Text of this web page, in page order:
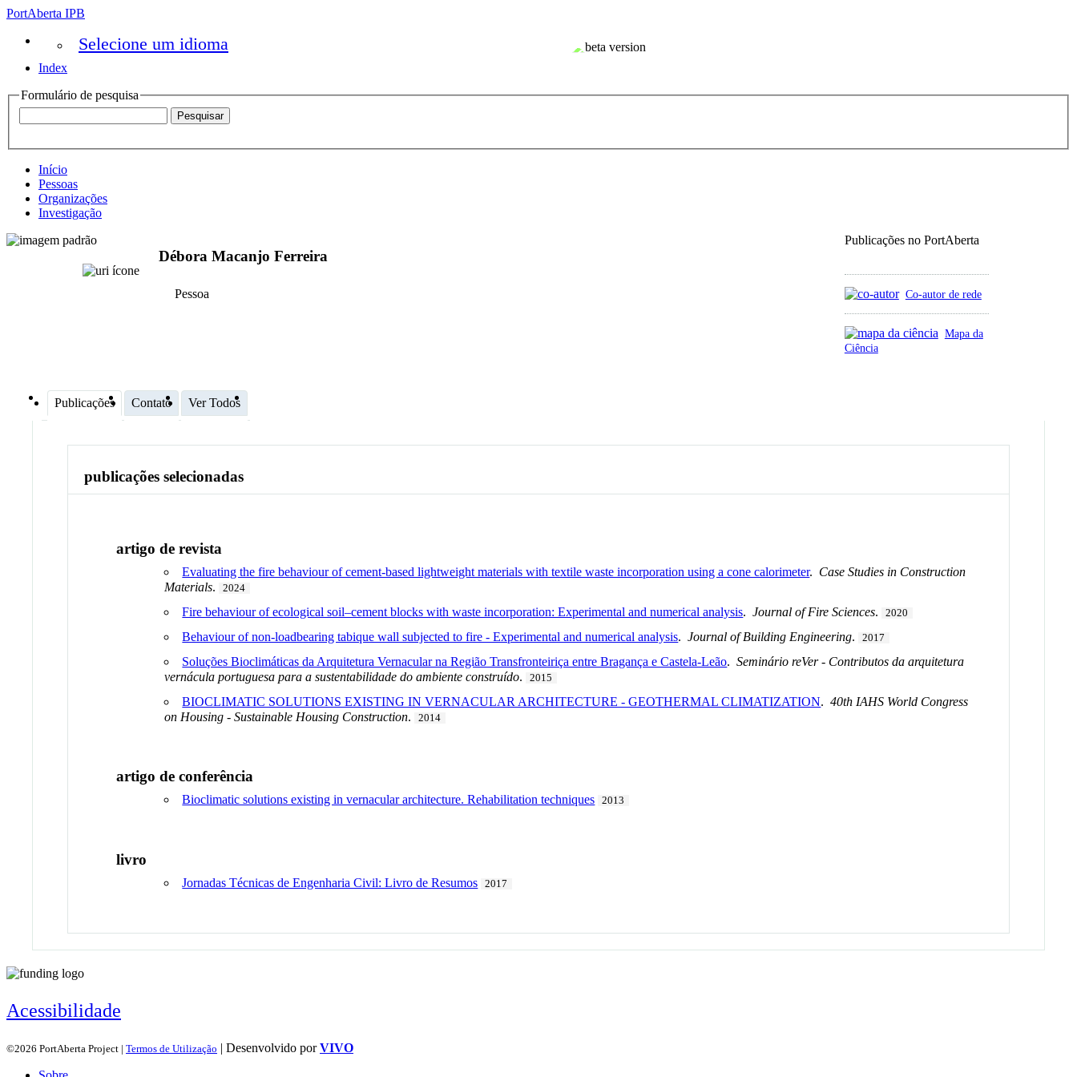
PortAberta IPB
Selecione um idioma
Index
Formulário de pesquisa
Início
Pessoas
Organizações
Investigação
Publicações no PortAberta
Co-autor de rede
Mapa da
Ciência
Débora Macanjo Ferreira
Pessoa
Publicações Contato Ver Todos
publicações selecionadas
artigo de revista
Evaluating the fire behaviour of cement-based lightweight materials with textile waste incorporation using a cone calorimeter. Case Studies in Construction
Materials. 2024
Fire behaviour of ecological soil–cement blocks with waste incorporation: Experimental and numerical analysis.Journal of Fire Sciences. 2020
Behaviour of non-loadbearing tabique wall subjected to fire - Experimental and numerical analysis.Journal of Building Engineering. 2017
Soluções Bioclimáticas da Arquitetura Vernacular na Região Transfronteiriça entre Bragança e Castela-Leão.Seminário reVer - Contributos da arquitetura
vernácula portuguesa para a sustentabilidade do ambiente construído. 2015
BIOCLIMATIC SOLUTIONS EXISTING IN VERNACULAR ARCHITECTURE - GEOTHERMAL CLIMATIZATION.40th IAHS World Congress
on Housing - Sustainable Housing Construction. 2014
artigo de conferência
Bioclimatic solutions existing in vernacular architecture. Rehabilitation techniques 2013
livro
Jornadas Técnicas de Engenharia Civil: Livro de Resumos 2017
Acessibilidade
©2026 PortAberta Project | Termos de Utilização | Desenvolvido porVIVO